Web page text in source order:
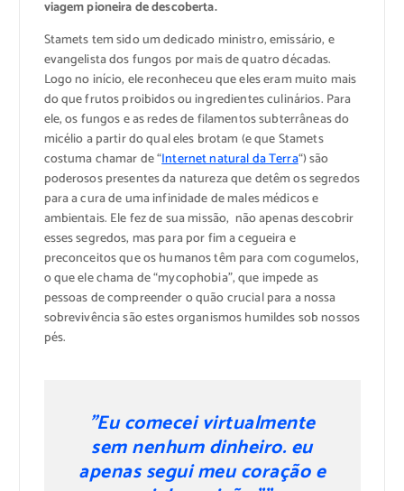
viagem pioneira de descoberta.
Stamets tem sido um dedicado ministro, emissário, e
evangelista dos fungos por mais de quatro décadas.
Logo no início, ele reconheceu que eles eram muito mais
do que frutos proibidos ou ingredientes culinários. Para
ele, os fungos e as redes de filamentos subterrâneas do
micélio a partir do qual eles brotam (e que Stamets
costuma chamar de “Internet natural da Terra“) são
poderosos presentes da natureza que detêm os segredos
para a cura de uma infinidade de males médicos e
ambientais. Ele fez de sua missão, não apenas descobrir
esses segredos, mas para por fim a cegueira e
preconceitos que os humanos têm para com cogumelos,
o que ele chama de “mycophobia”, que impede as
pessoas de compreender o quão crucial para a nossa
sobrevivência são estes organismos humildes sob nossos
pés.
Eu comecei virtualmente
sem nenhum dinheiro. eu
apenas segui meu coração e